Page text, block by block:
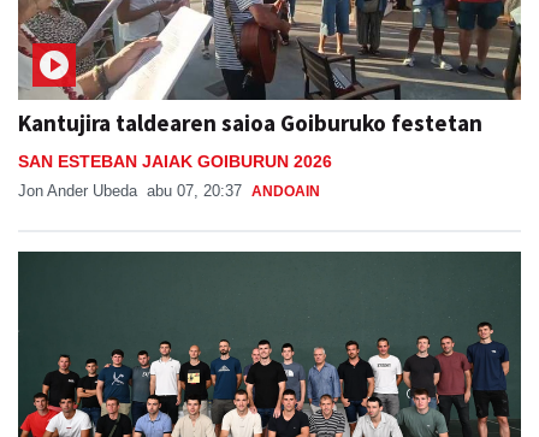
Kantujira taldearen saioa Goiburuko festetan
SAN ESTEBAN JAIAK GOIBURUN 2026
Jon Ander Ubeda abu 07, 20:37 ANDOAIN